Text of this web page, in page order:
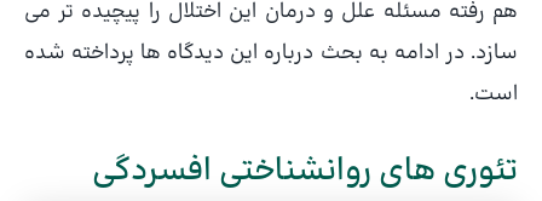
تماس
با ما
دسته‌بندی
تست‌ها
هم رفته مسئله علل و درمان این اختلال را پیچیده تر می
سازد. در ادامه به بحث درباره این دیدگاه ها پرداخته شده
است.
تئوری های روانشناختی افسردگی